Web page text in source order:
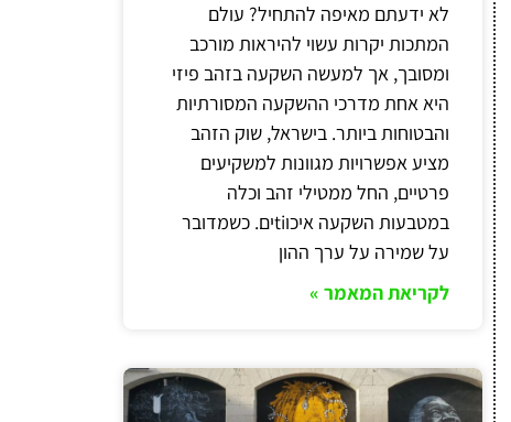
לא ידעתם מאיפה להתחיל? עולם
המתכות יקרות עשוי להיראות מורכב
ומסובך, אך למעשה השקעה בזהב פיזי
היא אחת מדרכי ההשקעה המסורתיות
והבטוחות ביותר. בישראל, שוק הזהב
מציע אפשרויות מגוונות למשקיעים
פרטיים, החל ממטילי זהב וכלה
במטבעות השקעה איכוtiים. כשמדובר
על שמירה על ערך ההון
לקריאת המאמר »